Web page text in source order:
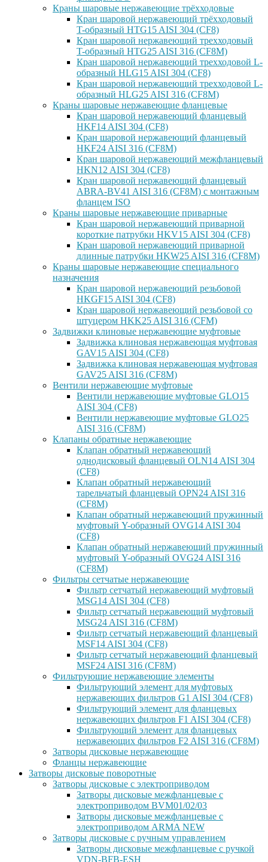
Краны шаровые нержавеющие трёхходовые
Кран шаровой нержавеющий трёхходовый
T-образный HTG15 AISI 304 (CF8)
Кран шаровой нержавеющий трехходовый
T-образный HTG25 AISI 316 (CF8M)
Кран шаровой нержавеющий трехходовой L-
образный HLG15 AISI 304 (CF8)
Кран шаровой нержавеющий трехходовой L-
образный HLG25 AISI 316 (CF8M)
Краны шаровые нержавеющие фланцевые
Кран шаровой нержавеющий фланцевый
HKF14 AISI 304 (CF8)
Кран шаровой нержавеющий фланцевый
HKF24 AISI 316 (CF8M)
Кран шаровой нержавеющий межфланцевый
HKN12 AISI 304 (CF8)
Кран шаровой нержавеющий фланцевый
ABRA-BV41 AISI 316 (CF8M) с монтажным
фланцем ISO
Краны шаровые нержавеющие приварные
Кран шаровой нержавеющий приварной
короткие патрубки HKV15 AISI 304 (CF8)
Кран шаровой нержавеющий приварной
длинные патрубки HKW25 AISI 316 (CF8M)
Краны шаровые нержавеющие специального
назначения
Кран шаровой нержавеющий резьбовой
HKGF15 AISI 304 (CF8)
Кран шаровой нержавеющий резьбовой со
штуцером HKK25 AISI 316 (CFM)
Задвижки клиновые нержавеющие муфтовые
Задвижка клиновая нержавеющая муфтовая
GAV15 AISI 304 (CF8)
Задвижка клиновая нержавеющая муфтовая
GAV25 AISI 316 (CF8M)
Вентили нержавеющие муфтовые
Вентили нержавеющие муфтовые GLO15
AISI 304 (CF8)
Вентили нержавеющие муфтовые GLO25
AISI 316 (CF8M)
Клапаны обратные нержавеющие
Клапан обратный нержавеющий
однодисковый фланцевый OLN14 AISI 304
(CF8)
Клапан обратный нержавеющий
тарельчатый фланцевый OPN24 AISI 316
(CF8M)
Клапан обратный нержавеющий пружинный
муфтовый Y-образный OVG14 AISI 304
(CF8)
Клапан обратный нержавеющий пружинный
муфтовый Y-образный OVG24 AISI 316
(CF8М)
Фильтры сетчатые нержавеющие
Фильтр сетчатый нержавеющий муфтовый
MSG14 AISI 304 (CF8)
Фильтр сетчатый нержавеющий муфтовый
MSG24 AISI 316 (CF8M)
Фильтр сетчатый нержавеющий фланцевый
MSF14 AISI 304 (CF8)
Фильтр сетчатый нержавеющий фланцевый
MSF24 AISI 316 (CF8M)
Фильтрующие нержавеющие элементы
Фильтрующий элемент для муфтовых
нержавеющих фильтров G1 AISI 304 (CF8)
Фильтрующий элемент для фланцевых
нержавеющих фильтров F1 AISI 304 (CF8)
Фильтрующий элемент для фланцевых
нержавеющих фильтров F2 AISI 316 (CF8M)
Затворы дисковые нержавеющие
Фланцы нержавеющие
Затворы дисковые поворотные
Затворы дисковые с электроприводом
Затворы дисковые межфланцевые с
электроприводом BVM01/02/03
Затворы дисковые межфланцевые с
электроприводом ARMA NEW
Затворы дисковые с ручным управлением
Затворы дисковые межфланцевые с ручкой
VDN-BFB-ESH